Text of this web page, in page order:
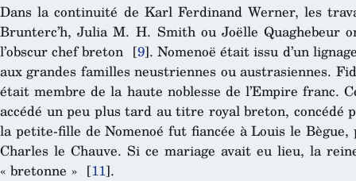
Dans la continuité de Karl Ferdinand Werner, les
Brunterc’h, Julia M. H. Smith ou Joëlle Quaghebeur
l’obscur chef breton [9]. Nomenoë était issu d’un
aux grandes familles neustriennes ou austrasiennes.
était membre de la haute noblesse de l’Empire franc.
accédé un peu plus tard au titre royal breton, concédé
la petite-fille de Nomenoé fut fiancée à Louis le
Charles le Chauve. Si ce mariage avait eu lieu, la
« bretonne » [11].